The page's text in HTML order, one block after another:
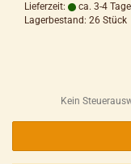
Lieferzeit:
ca. 3-4 Tage
Lagerbestand: 26 Stück
Kein